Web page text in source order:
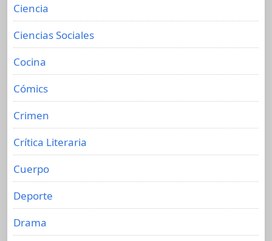
Ciencia
Ciencias Sociales
Cocina
Cómics
Crimen
Crítica Literaria
Cuerpo
Deporte
Drama